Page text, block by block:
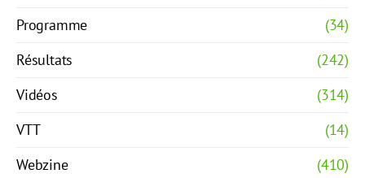
Programme
(34)
Résultats
(242)
Vidéos
(314)
VTT
(14)
Webzine
(410)